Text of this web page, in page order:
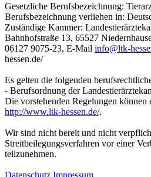
Gesetzliche Berufsbezeichnung:
Berufsbezeichnung verliehen in:
Zuständige Kammer:
Bahnhofstraße 13, 65527
06127 9075-23, E-Mail info@ltk-
hessen.de/
Es gelten die folgenden
- Berufsordnung der
Die vorstehenden Regelungen können
http://www.ltk-hessen.de/.
Wir sind nicht bereit und nicht
Streitbeilegungsverfahren vor einer
teilzunehmen.
Datenschutz Impressum